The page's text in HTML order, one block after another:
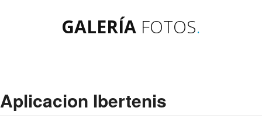
GALERÍA FOTOS.
Aplicacion Ibertenis